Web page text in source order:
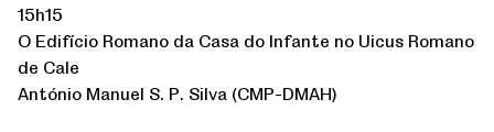
15h15
O Edifício Romano da Casa do Infante no Uicus Romano
de Cale
António Manuel S. P. Silva (CMP-DMAH)